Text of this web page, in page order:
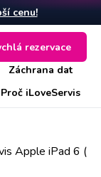
cenu!
Záchrana dat
Proč iLoveServis
rezervace
Apple iPad 6